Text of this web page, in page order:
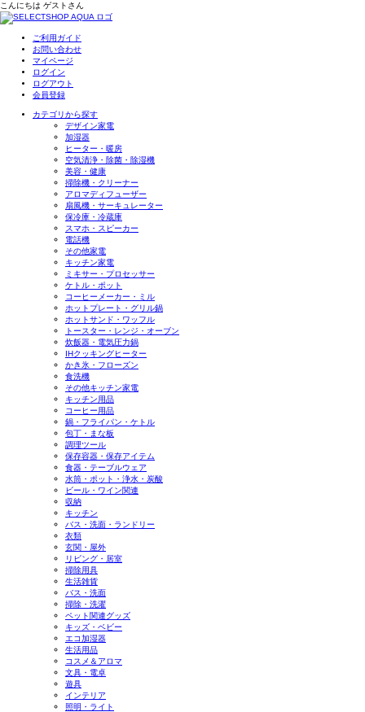
こんにちは ゲスト さん
ご利用ガイド
お問い合わせ
マイページ
ログイン
ログアウト
会員登録
カテゴリから探す
デザイン家電
加湿器
ヒーター・暖房
空気清浄・除菌・除湿機
美容・健康
掃除機・クリーナー
アロマディフューザー
扇風機・サーキュレーター
保冷庫・冷蔵庫
スマホ・スピーカー
電話機
その他家電
キッチン家電
ミキサー・プロセッサー
ケトル・ポット
コーヒーメーカー・ミル
ホットプレート・グリル鍋
ホットサンド・ワッフル
トースター・レンジ・オーブン
炊飯器・電気圧力鍋
IHクッキングヒーター
かき氷・フローズン
食洗機
その他キッチン家電
キッチン用品
コーヒー用品
鍋・フライパン・ケトル
包丁・まな板
調理ツール
保存容器・保存アイテム
食器・テーブルウェア
水筒・ポット・浄水・炭酸
ビール・ワイン関連
収納
キッチン
バス・洗面・ランドリー
衣類
玄関・屋外
リビング・居室
掃除用具
生活雑貨
バス・洗面
掃除・洗濯
ペット関連グッズ
キッズ・ベビー
エコ加湿器
生活用品
コスメ＆アロマ
文具・電卓
遊具
インテリア
照明・ライト